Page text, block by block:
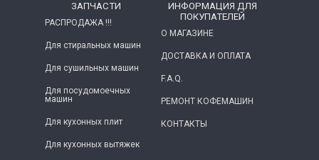
ЗАПЧАСТИ
РАСПРОДАЖА !!!
Для стиральных машин
Для сушильных машин
Для посудомоечных
машин
Для кухонных плит
Для кухонных вытяжек
ИНФОРМАЦИЯ ДЛЯ
ПОКУПАТЕЛЕЙ
О МАГАЗИНЕ
ДОСТАВКА И ОПЛАТА
F.A.Q.
РЕМОНТ КОФЕМАШИН
КОНТАКТЫ